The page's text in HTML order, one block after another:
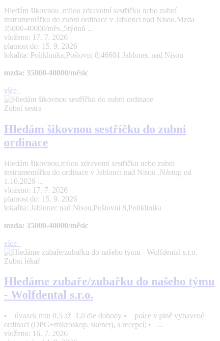
Hledám šikovnou ,milou zdravotní sestřičku nebo zubní
instrumentářku do zubni ordinace v Jablonci nad Nisou.Mzda
35000-40000/měs.,5týdnů ...
vloženo: 17. 7. 2026
platnost do: 15. 9. 2026
lokalita: Poliklinika,Poštovni 8;46601 Jablonec nad Nisou
mzda: 35000-40000/měsic
více
Zubní sestra
Hledám šikovnou sestříčku do zubni
ordinace
Hledám šikovnou,milou zdravotni sestřičku nebo zubni
instrumentářku do ordinace v Jablonci nad Nisou .Nástup od
1.10.2026 ...
vloženo: 17. 7. 2026
platnost do: 15. 9. 2026
lokalita: Jablonec nad Nisou,Poštovni 8,Poliklinika
mzda: 35000-40000/měsic
více
Zubní lékař
Hledáme zubaře/zubařku do našeho týmu
- Wolfdental s.r.o.
• úvazek min 0,5 až 1,0 dle dohody • práce v plně vybavené
ordinaci (OPG+mikroskop, skener), s recepcí; • ...
vloženo: 16. 7. 2026